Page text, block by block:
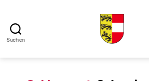
Suchen
Kueche